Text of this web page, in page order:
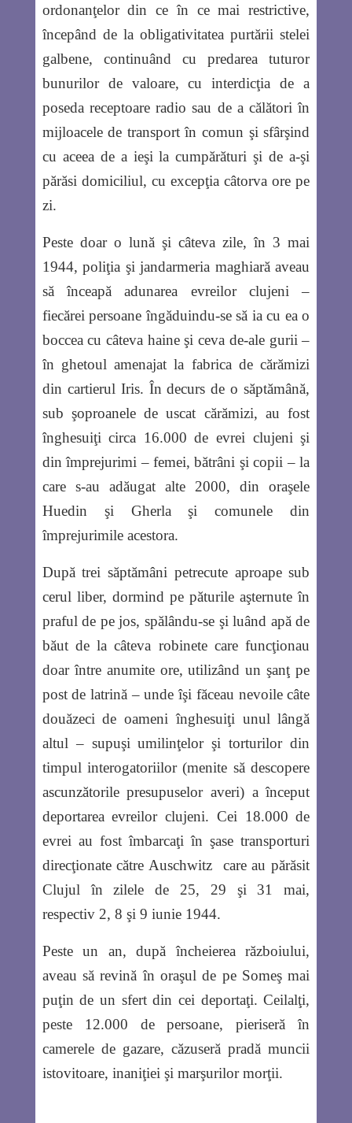
ordonanţelor din ce în ce mai restrictive,
începând de la obligativitatea purtării stelei
galbene, continuând cu predarea tuturor
bunurilor de valoare, cu interdicţia de a
poseda receptoare radio sau de a călători în
mijloacele de transport în comun şi sfârşind
cu aceea de a ieşi la cumpărături şi de a-şi
părăsi domiciliul, cu excepţia câtorva ore pe
zi.
Peste doar o lună şi câteva zile, în 3 mai
1944, poliţia şi jandarmeria maghiară aveau
să înceapă adunarea evreilor clujeni –
fiecărei persoane îngăduindu-se să ia cu ea o
boccea cu câteva haine şi ceva de-ale gurii –
în ghetoul amenajat la fabrica de cărămizi
din cartierul Iris. În decurs de o săptămână,
sub şoproanele de uscat cărămizi, au fost
înghesuiţi circa 16.000 de evrei clujeni şi
din împrejurimi – femei, bătrâni şi copii – la
care s-au adăugat alte 2000, din oraşele
Huedin şi Gherla şi comunele din
împrejurimile acestora.
După trei săptămâni petrecute aproape sub
cerul liber, dormind pe păturile aşternute în
praful de pe jos, spălându-se şi luând apă de
băut de la câteva robinete care funcţionau
doar între anumite ore, utilizând un şanţ pe
post de latrină – unde îşi făceau nevoile câte
douăzeci de oameni înghesuiţi unul lângă
altul – supuşi umilinţelor şi torturilor din
timpul interogatoriilor (menite să descopere
ascunzătorile presupuselor averi) a început
deportarea evreilor clujeni. Cei 18.000 de
evrei au fost îmbarcaţi în şase transporturi
direcţionate către Auschwitz care au părăsit
Clujul în zilele de 25, 29 şi 31 mai,
respectiv 2, 8 şi 9 iunie 1944.
Peste un an, după încheierea războiului,
aveau să revină în oraşul de pe Someş mai
puţin de un sfert din cei deportaţi. Ceilalţi,
peste 12.000 de persoane, pieriseră în
camerele de gazare, căzuseră pradă muncii
istovitoare, inaniţiei şi marşurilor morţii.